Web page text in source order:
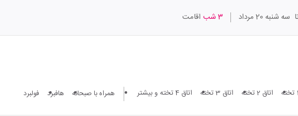
سه شنبه 20 مرداد 3 شب اقامت
اتاق 2 تخته اتاق 3 تخته اتاق 4 تخته و بیشتر همراه با صبحانه هافبرد فولبرد